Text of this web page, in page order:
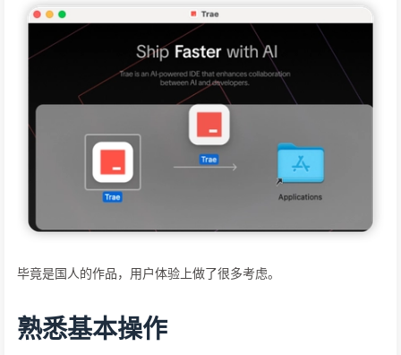
毕竟是国人的作品，用户体验上做了很多考虑。
熟悉基本操作